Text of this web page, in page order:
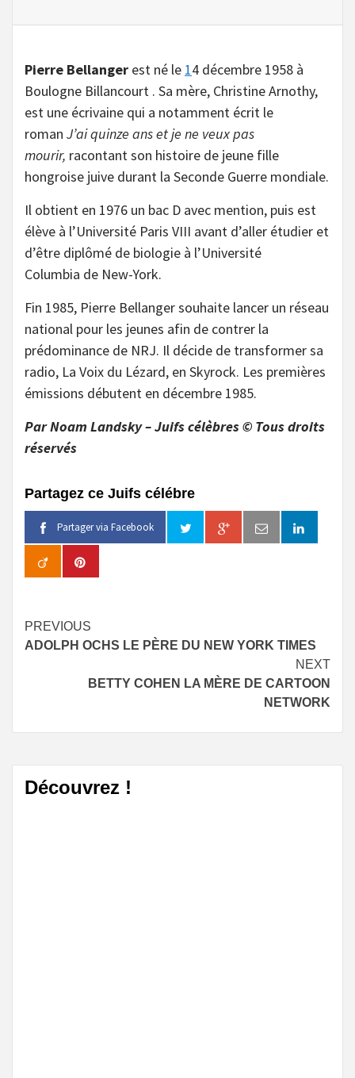
Pierre Bellanger est né le 14 décembre 1958 à
Boulogne Billancourt . Sa mère, Christine Arnothy,
est une écrivaine qui a notamment écrit le
roman J’ai quinze ans et je ne veux pas
mourir, racontant son histoire de jeune fille
hongroise juive durant la Seconde Guerre mondiale.
Il obtient en 1976 un bac D avec mention, puis est
élève à l’Université Paris VIII avant d’aller étudier et
d’être diplômé de biologie à l’Université
Columbia de New-York.
Fin 1985, Pierre Bellanger souhaite lancer un réseau
national pour les jeunes afin de contrer la
prédominance de NRJ. Il décide de transformer sa
radio, La Voix du Lézard, en Skyrock. Les premières
émissions débutent en décembre 1985.
Par Noam Landsky – Juifs célèbres © Tous droits
réservés
Partagez ce Juifs célébre
Partager via Facebook
Continue
Reading
PREVIOUS
ADOLPH OCHS LE PÈRE DU NEW YORK TIMES
NEXT
BETTY COHEN LA MÈRE DE CARTOON
NETWORK
Découvrez !